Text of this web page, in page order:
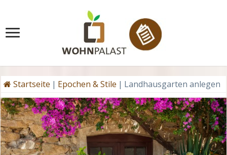
Startseite | Epochen & Stile | Landhausgarten anlegen